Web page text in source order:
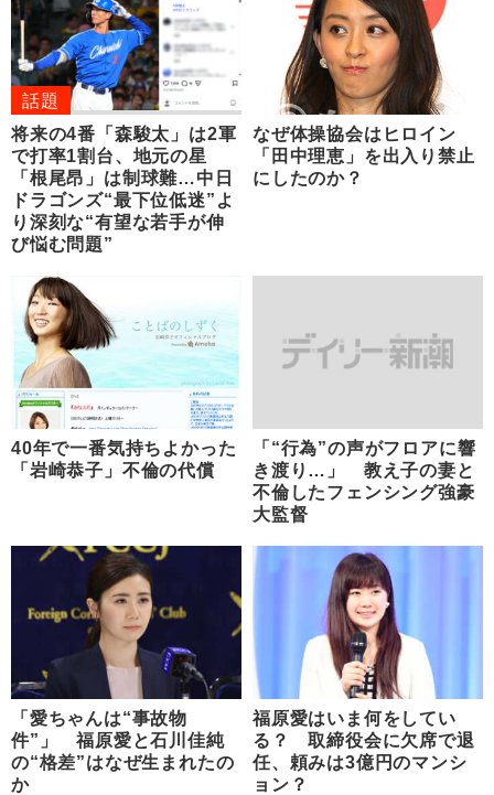
話題
将来の4番「森駿太」は2軍
で打率1割台、地元の星
「根尾昂」は制球難…中日
ドラゴンズ“最下位低迷”よ
り深刻な“有望な若手が伸
び悩む問題”
なぜ体操協会はヒロイン
「田中理恵」を出入り禁止
にしたのか？
40年で一番気持ちよかった
「岩崎恭子」不倫の代償
「“行為”の声がフロアに響
き渡り…」 教え子の妻と
不倫したフェンシング強豪
大監督
「愛ちゃんは“事故物
件”」 福原愛と石川佳純
の“格差”はなぜ生まれたの
か
福原愛はいま何をしてい
る？ 取締役会に欠席で退
任、頼みは3億円のマンシ
ョン？